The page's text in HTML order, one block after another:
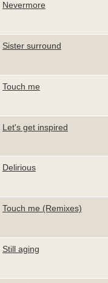
Nevermore
Sister surround
Touch me
Let's get inspired
Delirious
Touch me (Remixes)
Still aging